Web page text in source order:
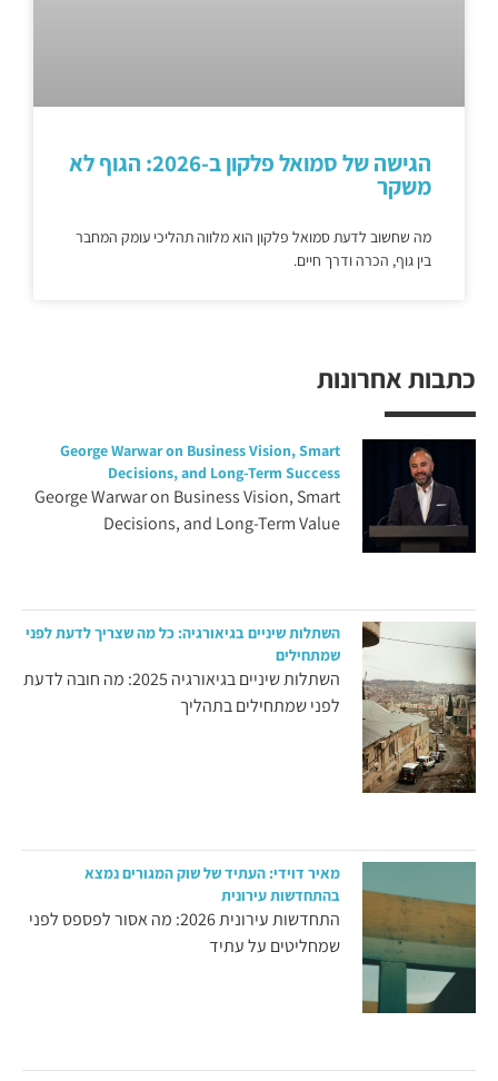
כתבות אחרונות
George Warwar on Business Vision, Smart
Decisions, and Long-Term Success
George Warwar on Business Vision, Smart
Decisions, and Long-Term Value
השתלות שיניים בגיאורגיה: כל מה שצריך לדעת לפני
שמתחילים
השתלות שיניים בגיאורגיה 2025: מה חובה לדעת
לפני שמתחילים בתהליך
מאיר דוידי: העתיד של שוק המגורים נמצא
בהתחדשות עירונית
התחדשות עירונית 2026: מה אסור לפספס לפני
שמחליטים על עתיד
הגישה של סמואל פלקון ב-2026: הגוף לא
משקר
מה שחשוב לדעת סמואל פלקון הוא מלווה תהליכי עומק המחבר
בין גוף, הכרה ודרך חיים.